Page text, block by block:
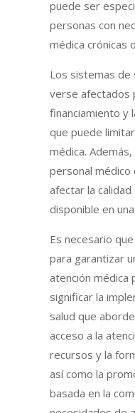
puede ser
personas con
médica crónicas
Los sistemas de
verse afectados
financiamiento y
que puede
médica.
personal médico
afectar la
disponible en
Es necesario
para garantizar
atención médica
significar la
salud que
acceso a la
recursos y la
así como la
basada en la